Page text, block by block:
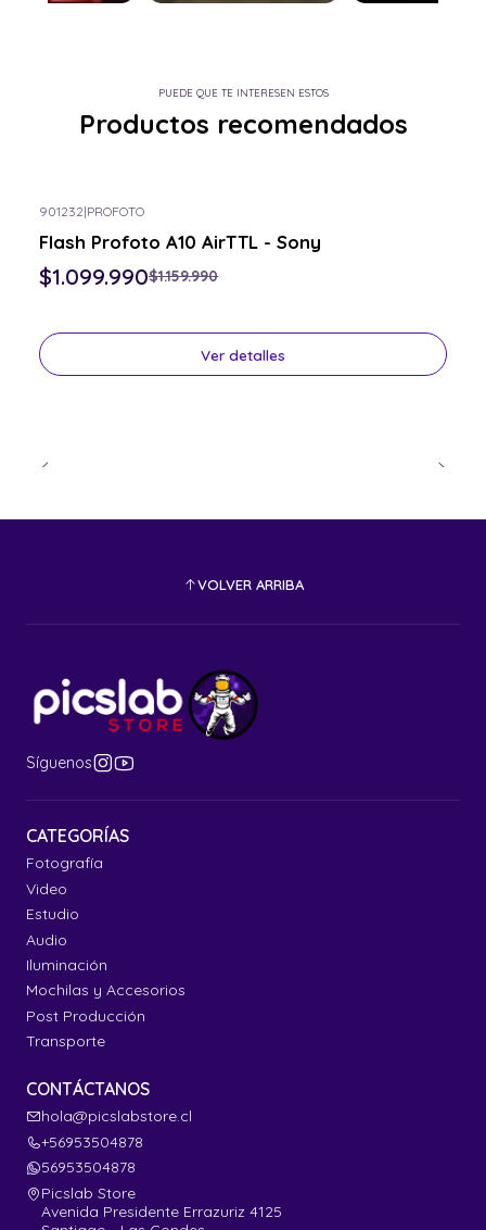
PUEDE QUE TE INTERESEN ESTOS
Productos recomendados
Consulta por el tuyo
901232|PROFOTO
Flash Profoto A10 AirTTL - Sony
$1.099.990$1.159.990
Ver detalles
VOLVER ARRIBA
Síguenos
CATEGORÍAS
Fotografía
Video
Estudio
Audio
Iluminación
Mochilas y Accesorios
Post Producción
Transporte
CONTÁCTANOS
hola@picslabstore.cl
+56953504878
56953504878
Picslab Store
Avenida Presidente Errazuriz 4125